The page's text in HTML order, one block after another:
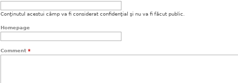
Conţinutul acestui câmp va fi considerat confidenţial şi nu va fi făcut public.
Homepage
Comment *